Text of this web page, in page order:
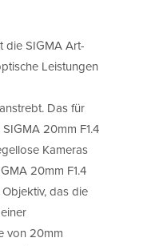
die SIGMA Art-
Leistungen
Das für
20mm F1.4
Kameras
20mm F1.4
das die
von 20mm